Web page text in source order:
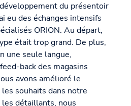
du présentoir
eu des échanges intensifs
ORION. Au départ,
était trop grand. De plus,
une seule langue,
back des magasins
avons amélioré le
souhaits dans notre
détaillants, nous